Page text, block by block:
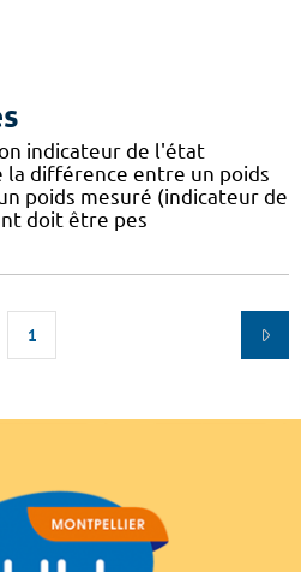
indicateur de l'état
différence entre un poids
poids mesuré (indicateur de
doit être pes
1